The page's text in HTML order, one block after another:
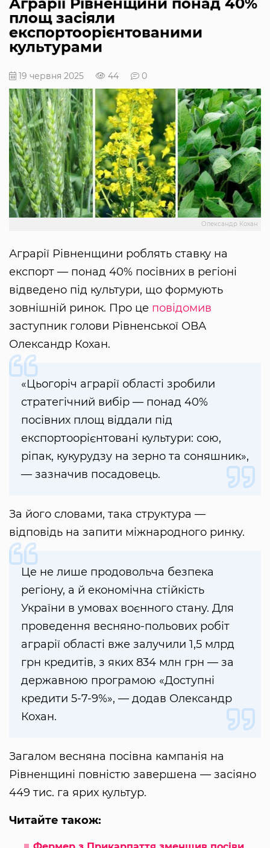
площ засіяли
експортоорієнтованими
культурами
19 червня 2025 44 0
Олександр Кохан
Аграрії Рівненщини роблять ставку на
експорт — понад 40% посівних в регіоні
відведено під культури, що формують
зовнішній ринок. Про це повідомив
заступник голови Рівненської ОВА
Олександр Кохан.
«Цьогоріч аграрії області зробили
стратегічний вибір — понад 40%
посівних площ віддали під
експортоорієнтовані культури: сою,
ріпак, кукурудзу на зерно та соняшник»,
— зазначив посадовець.
За його словами, така структура —
відповідь на запити міжнародного ринку.
Це не лише продовольча безпека
регіону, а й економічна стійкість
України в умовах воєнного стану. Для
проведення весняно-польових робіт
аграрії області вже залучили 1,5 млрд
грн кредитів, з яких 834 млн грн — за
державною програмою «Доступні
кредити 5-7-9%», — додав Олександр
Кохан.
Загалом весняна посівна кампанія на
Рівненщині повністю завершена — засіяно
449 тис. га ярих культур.
Читайте також: